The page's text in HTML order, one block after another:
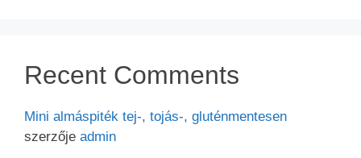
Recent Comments
Mini almáspiték tej-, tojás-, gluténmentesen
szerzője admin